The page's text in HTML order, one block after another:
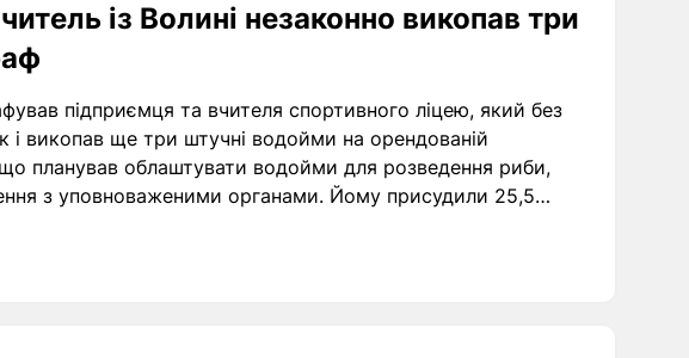
із Волині незаконно викопав три
підприємця та вчителя спортивного ліцею, який без
і викопав ще три штучні водойми на орендованій
що планував облаштувати водойми для розведення риби,
з уповноваженими органами. Йому присудили 25,5